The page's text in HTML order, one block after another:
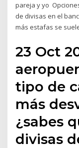
pareja y yo
de divisas en el
más estafas se
23 Oct
tipo de
más
¿sabes
divisas